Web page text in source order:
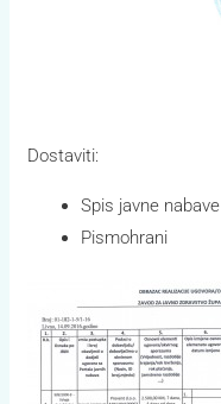
Dostaviti:
Spis javne nabave
Pismohrani